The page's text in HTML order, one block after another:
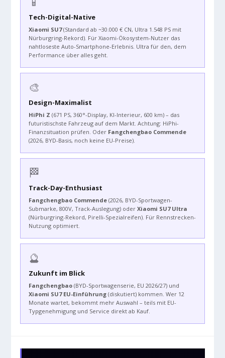
Tech-Digital-Native
Xiaomi SU7(Standard ab ~30.000 € CN, Ultra 1.548 PS mit
Nürburgring-Rekord). Für Xiaomi-Ökosystem-Nutzer das
nahtloseste Auto-Smartphone-Erlebnis. Ultra für den, dem
Performance über alles geht.
🎨
Design-Maximalist
HiPhi Z (671 PS, 360°-Display, KI-Interieur, 600 km) – das
futuristischste Fahrzeug auf dem Markt. Achtung: HiPhi-
Finanzsituation prüfen. Oder Fangchengbao Commende
(2026, BYD-Basis, noch keine EU-Preise).
🏁
Track-Day-Enthusiast
Fangchengbao Commende (2026, BYD-Sportwagen-
Submarke, 800V, Track-Auslegung) oderXiaomi SU7 Ultra
(Nürburgring-Rekord, Pirelli-Spezialreifen). Für Rennstrecken-
Nutzung optimiert.
🔮
Zukunft im Blick
Fangchengbao (BYD-Sportwagenserie, EU 2026/27) und
Xiaomi SU7 EU-Einführung (diskutiert) kommen. Wer 12
Monate wartet, bekommt mehr Auswahl – teils mit EU-
Typgenehmigung und Service direkt ab Kauf.